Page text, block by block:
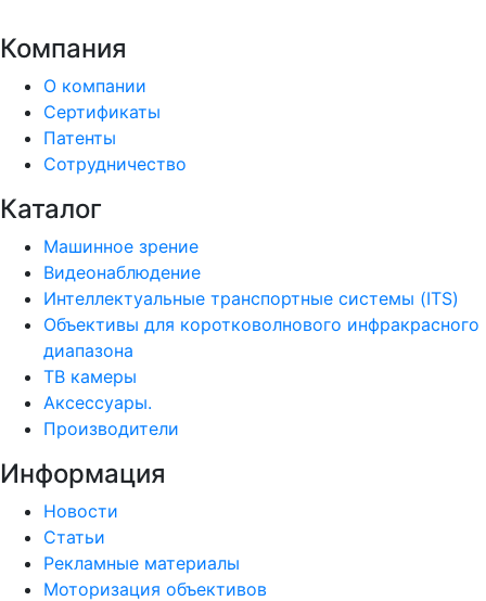
Компания
О компании
Сертификаты
Патенты
Сотрудничество
Каталог
Машинное зрение
Видеонаблюдение
Интеллектуальные транспортные системы (ITS)
Объективы для коротковолнового инфракрасного
диапазона
ТВ камеры
Аксессуары.
Производители
Информация
Новости
Статьи
Рекламные материалы
Моторизация объективов